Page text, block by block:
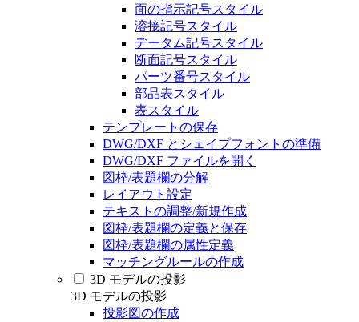
面の指示記号スタイル
溶接記号スタイル
データム記号スタイル
断面記号スタイル
パーツ番号スタイル
部品表スタイル
表スタイル
テンプレートの保存
DWG/DXF とシェイプフォントの準備
DWG/DXF ファイルを開く
図枠/表題欄の分解
レイアウト設定
テキストの調整/新規作成
図枠/表題欄の定義と保存
図枠/表題欄の属性定義
マッチングルールの作成
3D モデルの投影
3D モデルの投影
投影図の作成